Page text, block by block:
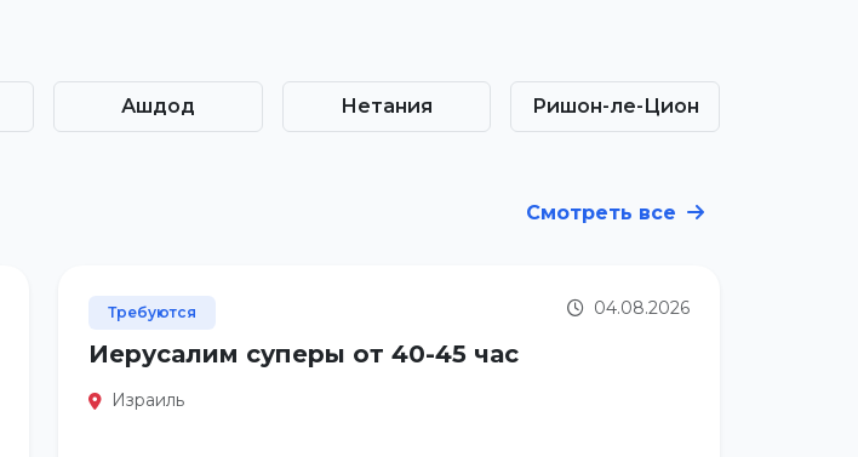
Ашдод Нетания Ришон-ле-Цион
Смотреть все
Требуются 04.08.2026
Иерусалим суперы от 40-45 час
Израиль